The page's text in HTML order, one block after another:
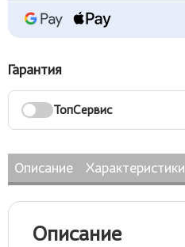
Гарантия
ТопСервис
Описание Характеристики
Описание